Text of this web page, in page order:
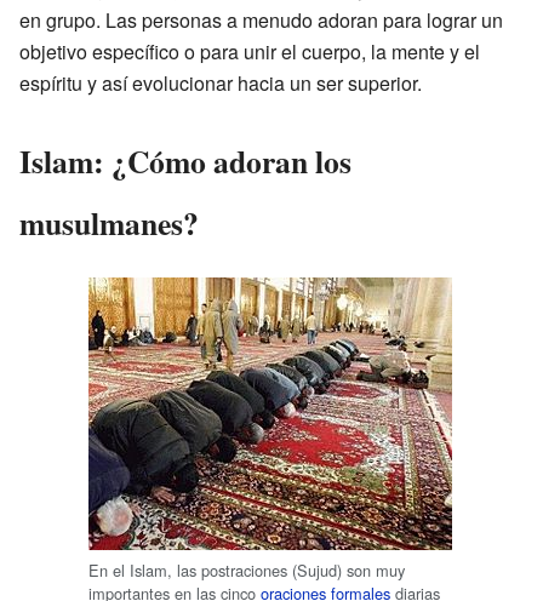
en grupo. Las personas a menudo adoran para lograr un
objetivo específico o para unir el cuerpo, la mente y el
espíritu y así evolucionar hacia un ser superior.
Islam: ¿Cómo adoran los
musulmanes?
En el Islam, las postraciones (Sujud) son muy
importantes en las cinco oraciones formales diarias